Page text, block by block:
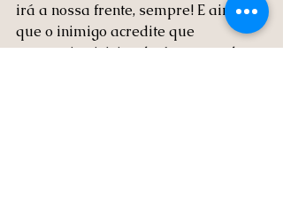
irá a nossa frente, sempre! E ainda
que o inimigo acredite que
conseguiu vitória, ela é sempre do